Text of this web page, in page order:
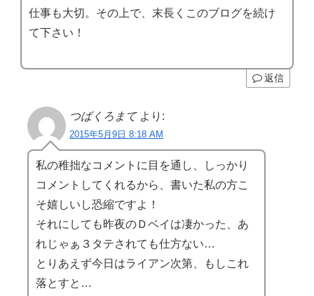
仕事も大切。その上で、末長くこのブログを続け
て下さい！
返信
つばくろまて より:
2015年5月9日 8:18 AM
私の稚拙なコメントに目を通し、しっかり
コメントしてくれるから、書いた私の方こ
そ嬉しいし恐縮ですよ！
それにしても昨夜のＤベイは凄かった、あ
れじゃぁ３タテされても仕方ない…
とりあえず今日はライアン次第、もしこれ
落とすと…